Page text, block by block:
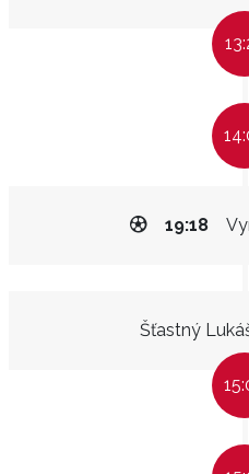
19:18
Šťastný